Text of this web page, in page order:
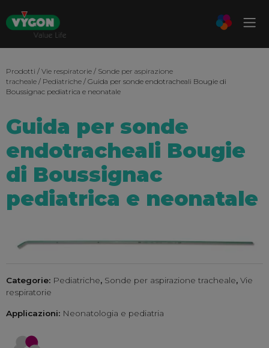
Prodotti / Vie respiratorie / Sonde per aspirazione
tracheale / Pediatriche / Guida per sonde endotracheali Bougie di
Boussignac pediatrica e neonatale
Guida per sonde
endotracheali Bougie
di Boussignac
pediatrica e neonatale
Categorie: Pediatriche, Sonde per aspirazione tracheale, Vie
respiratorie
Applicazioni: Neonatologia e pediatria